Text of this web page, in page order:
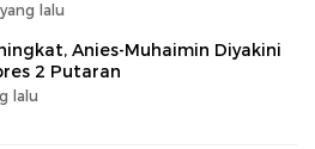
lalu
Anies-Muhaimin Diyakini
2 Putaran
lalu